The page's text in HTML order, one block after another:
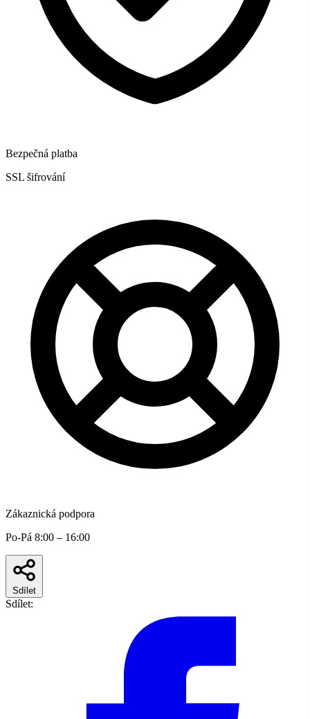
Bezpečná platba
SSL šifrování
Zákaznická podpora
Po-Pá 8:00 – 16:00
Sdílet
Sdílet: